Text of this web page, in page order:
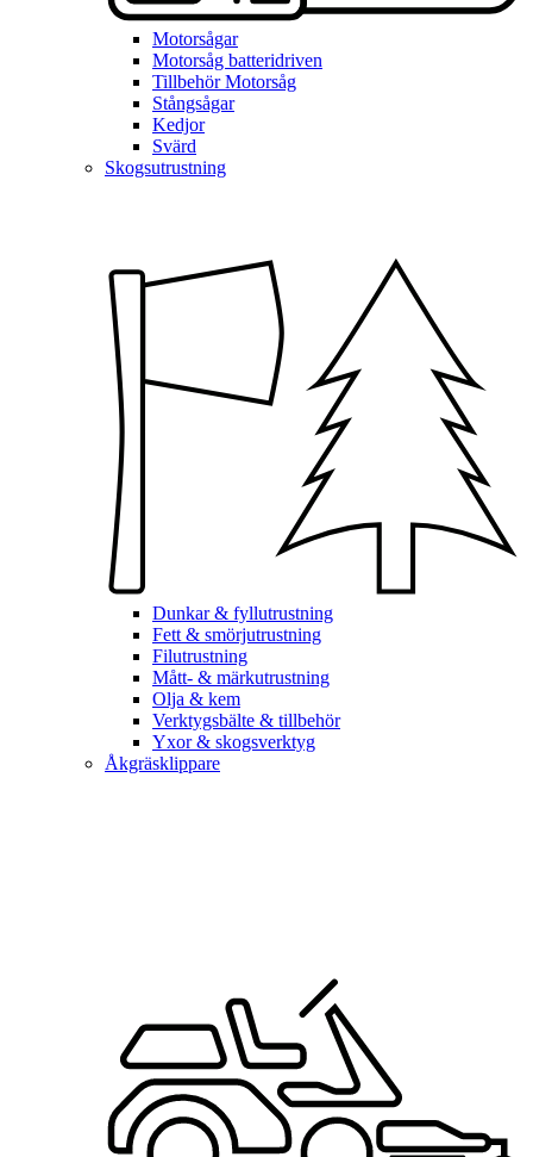
Motorsågar
Motorsåg batteridriven
Tillbehör Motorsåg
Stångsågar
Kedjor
Svärd
Skogsutrustning
Dunkar & fyllutrustning
Fett & smörjutrustning
Filutrustning
Mått- & märkutrustning
Olja & kem
Verktygsbälte & tillbehör
Yxor & skogsverktyg
Åkgräsklippare